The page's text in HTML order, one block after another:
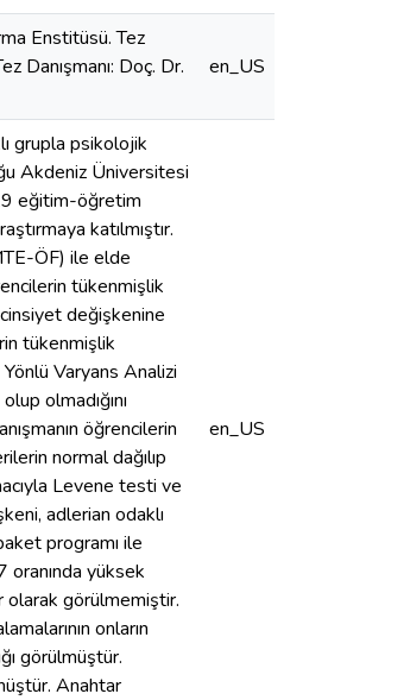
Enstitüsü. Tez
Danışmanı: Doç. Dr.
en_US
grupla psikolojik
Akdeniz Üniversitesi
eğitim-öğretim
katılmıştır.
ÖF) ile elde
tükenmişlik
değişkenine
tükenmişlik
Varyans Analizi
olmadığını
öğrencilerin
normal dağılıp
Levene testi ve
adlerian odaklı
programı ile
oranında yüksek
olarak görülmemiştir.
onların
görülmüştür.
Anahtar
en_US